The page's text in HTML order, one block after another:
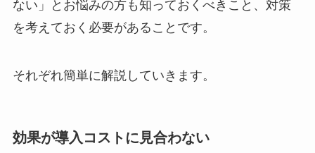
ない」とお悩みの方も知っておくべきこと、対策
を考えておく必要があることです。
それぞれ簡単に解説していきます。
効果が導入コストに見合わない